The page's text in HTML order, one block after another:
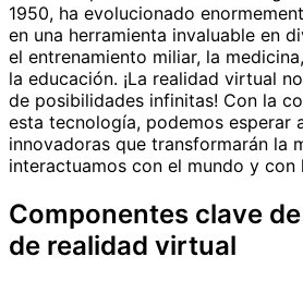
1950, ha evolucionado
en una herramienta invaluable en
el entrenamiento miliar, la
la educación. ¡La realidad virtual
de posibilidades infinitas! Con la
esta tecnología, podemos esperar
innovadoras que transformarán la
interactuamos con el mundo y con
Componentes clave
de realidad virtual